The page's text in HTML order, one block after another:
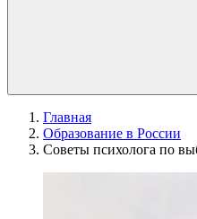
Главная
Образование в России
Советы психолога по